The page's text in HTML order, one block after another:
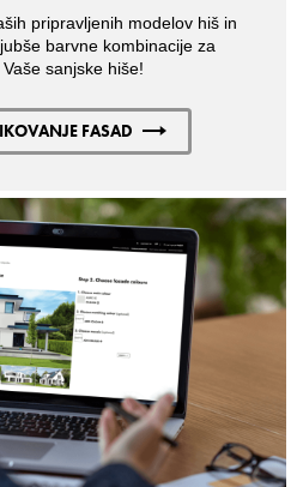
pripravljenih modelov hiš in
barvne kombinacije za
sanjske hiše!
FASAD